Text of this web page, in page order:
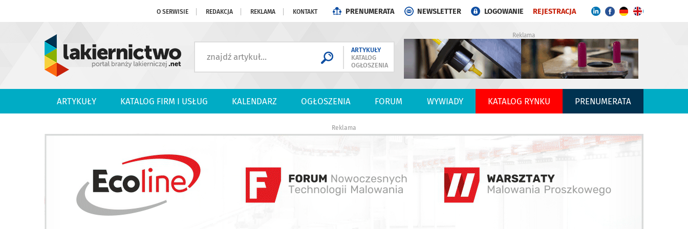
O SERWISIE REDAKCJA REKLAMA KONTAKT PRENUMERATA NEWSLETTER LOGOWANIE REJESTRACJA
ARTYKUŁY
KATALOG
OGŁOSZENIA
Reklama
ARTYKUŁY KATALOG FIRM I USŁUG KALENDARZ OGŁOSZENIA FORUM WYWIADY KATALOG RYNKU PRENUMERATA
Reklama